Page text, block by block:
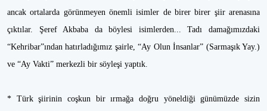
ancak ortalarda görünmeyen önemli isimler de birer birer şiir arenasına
çıktılar. Şeref Akbaba da böylesi isimlerden... Tadı damağımızdaki
“Kehribar”ından hatırladığımız şairle, “Ay Olun İnsanlar” (Sarmaşık Yay.)
ve “Ay Vakti” merkezli bir söyleşi yaptık.
* Türk şiirinin coşkun bir ırmağa doğru yöneldiği günümüzde sizin